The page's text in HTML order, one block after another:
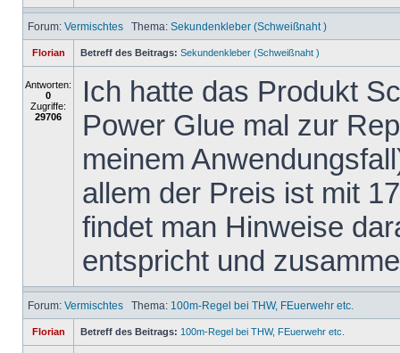
Forum: Vermischtes Thema: Sekundenkleber (Schweißnaht )
Florian Betreff des Beitrags: Sekundenkleber (Schweißnaht )
Antworten:
0
Zugriffe:
29706
Ich hatte das Produkt
Power Glue mal zur
meinem
allem der Preis ist mit
findet man Hinweise
entspricht und
Forum: Vermischtes Thema: 100m-Regel bei THW, FEuerwehr etc.
Florian Betreff des Beitrags: 100m-Regel bei THW, FEuerwehr etc.